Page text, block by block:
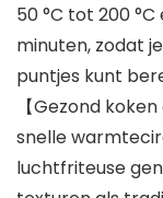
50 °C tot 200
minuten, zodat
puntjes kunt
【Gezond
snelle
luchtfriteuse